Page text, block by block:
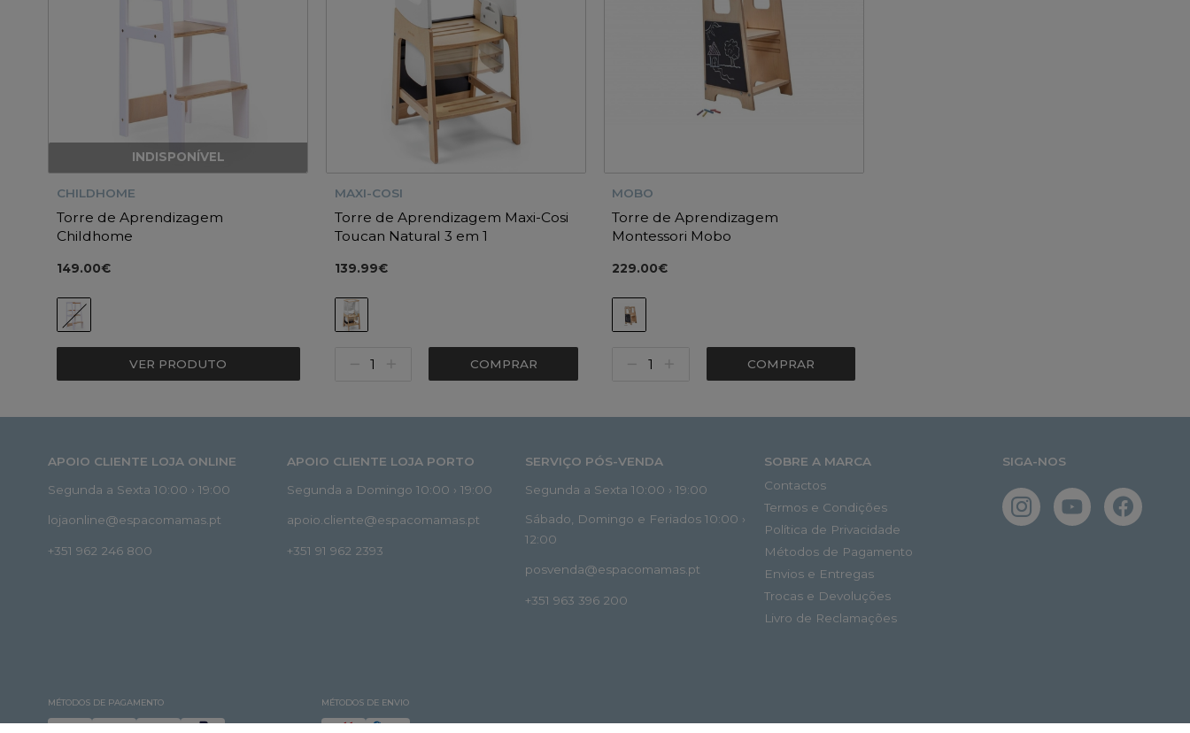
INDISPONÍVEL
CHILDHOME
Torre de Aprendizagem
Childhome
149.00€
VER PRODUTO
MAXI-COSI
Torre de Aprendizagem Maxi-Cosi
Toucan Natural 3 em 1
139.99€
COMPRAR
MOBO
Torre de Aprendizagem
Montessori Mobo
229.00€
COMPRAR
APOIO CLIENTE LOJA ONLINE
Segunda a Sexta 10:00 › 19:00
lojaonline@espacomamas.pt
+351 962 246 800
APOIO CLIENTE LOJA PORTO
Segunda a Domingo 10:00 › 19:00
apoio.cliente@espacomamas.pt
+351 91 962 2393
SERVIÇO PÓS-VENDA
Segunda a Sexta 10:00 › 19:00
Sábado, Domingo e Feriados 10:00 ›
12:00
posvenda@espacomamas.pt
+351 963 396 200
SOBRE A MARCA
Contactos
Termos e Condições
Política de Privacidade
Métodos de Pagamento
Envios e Entregas
Trocas e Devoluções
Livro de Reclamações
SIGA-NOS
MÉTODOS DE PAGAMENTO MÉTODOS DE ENVIO